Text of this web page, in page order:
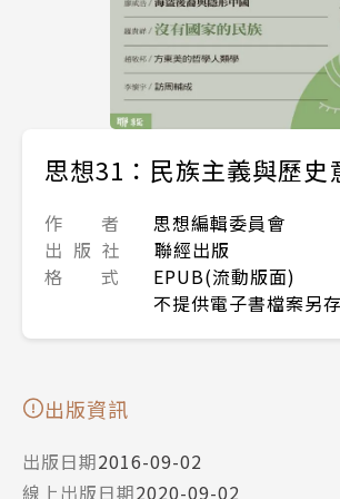
思想31：民族主義與歷史
作 者
思想編輯委員會
出 版 社
聯經出版
格 式
EPUB(流動版面)
不提供電子書檔案另
出版資訊
出版日期2016-09-02
線上出版日期2020-09-02